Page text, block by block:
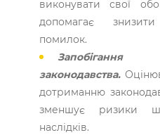
виконувати свої
допомагає
помилок.
законодавства.
дотриманню
зменшує ризики
наслідків.